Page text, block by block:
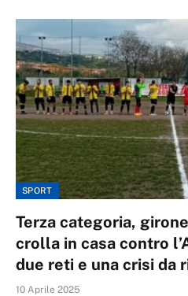
SPORT
Terza categoria,
crolla in casa contro
due reti e una crisi da
10 Aprile 2025